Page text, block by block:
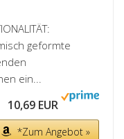
geformte
ein...
10,69 EUR
*Zum Angebot »